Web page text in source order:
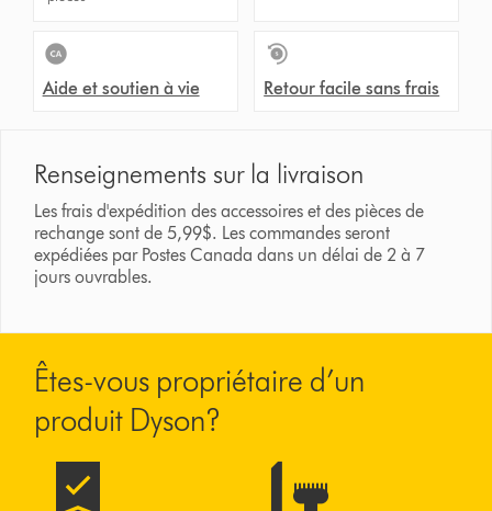
Aide et soutien à vie Retour facile sans frais
Renseignements sur la livraison
Les frais d'expédition des accessoires et des pièces de
rechange sont de 5,99$. Les commandes seront
expédiées par Postes Canada dans un délai de 2 à 7
jours ouvrables.
Êtes-vous propriétaire d’un
produit Dyson?